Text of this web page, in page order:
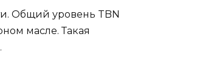
Общий уровень TBN
масле. Такая